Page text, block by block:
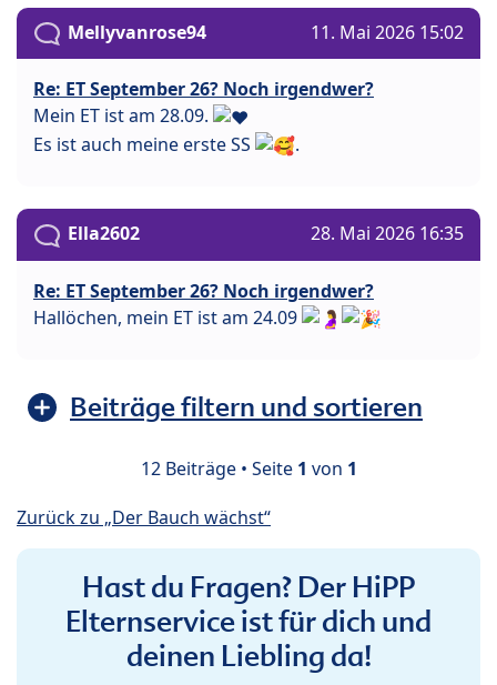
Mellyvanrose94 11. Mai 2026 15:02
Re: ET September 26? Noch irgendwer?
Mein ET ist am 28.09.
Es ist auch meine erste SS
.
Ella2602 28. Mai 2026 16:35
Re: ET September 26? Noch irgendwer?
Hallöchen, mein ET ist am 24.09
Beiträge filtern und sortieren
12 Beiträge • Seite 1 von 1
Zurück zu „Der Bauch wächst“
Hast du Fragen? Der HiPP
Elternservice ist für dich und
deinen Liebling da!